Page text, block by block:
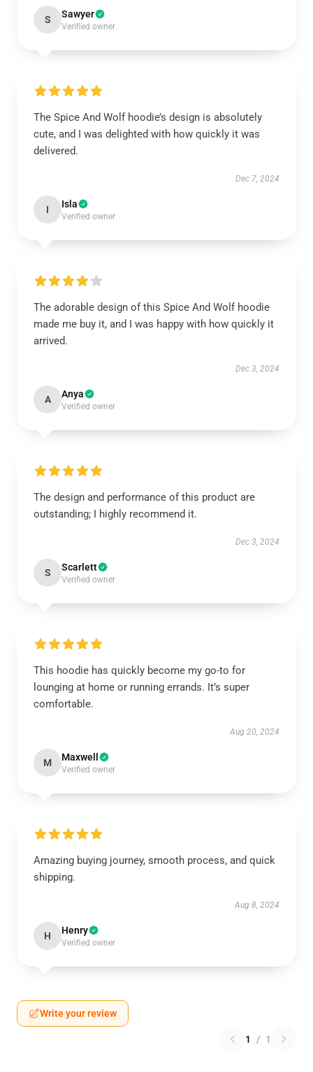
S Sawyer
Verified owner
The Spice And Wolf hoodie’s design is absolutely
cute, and I was delighted with how quickly it was
delivered.
Dec 7, 2024
I Isla
Verified owner
The adorable design of this Spice And Wolf hoodie
made me buy it, and I was happy with how quickly it
arrived.
Dec 3, 2024
A Anya
Verified owner
The design and performance of this product are
outstanding; I highly recommend it.
Dec 3, 2024
S Scarlett
Verified owner
This hoodie has quickly become my go-to for
lounging at home or running errands. It’s super
comfortable.
Aug 20, 2024
M Maxwell
Verified owner
Amazing buying journey, smooth process, and quick
shipping.
Aug 8, 2024
H Henry
Verified owner
Write your review
1 / 1